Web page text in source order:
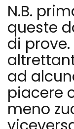
N.B.
queste
di
ad
piacere
meno